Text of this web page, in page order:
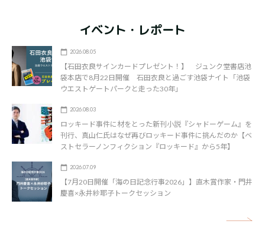
イベント・レポート
2026.08.05
【石田衣良サインカードプレゼント！】 ジュンク堂書店池
袋本店で8月22日開催 石田衣良と過ごす池袋ナイト「池袋
ウエストゲートパークと走った30年」
2026.08.03
ロッキード事件に材をとった新刊小説『シャドーゲーム』を
刊行、真山仁氏はなぜ再びロッキード事件に挑んだのか【ベ
ストセラーノンフィクション『ロッキード』から5年】
2026.07.09
【7月20日開催「海の日記念行事2026」】直木賞作家・門井
慶喜×永井紗耶子トークセッション